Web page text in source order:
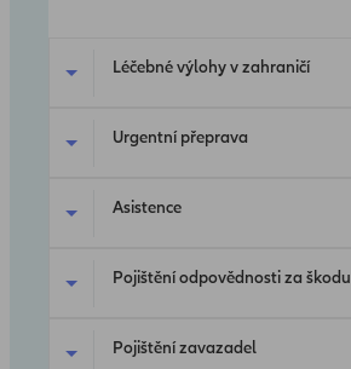
Léčebné výlohy v zahraničí
Urgentní přeprava
Asistence
Pojištění odpovědnosti za škodu
Pojištění zavazadel